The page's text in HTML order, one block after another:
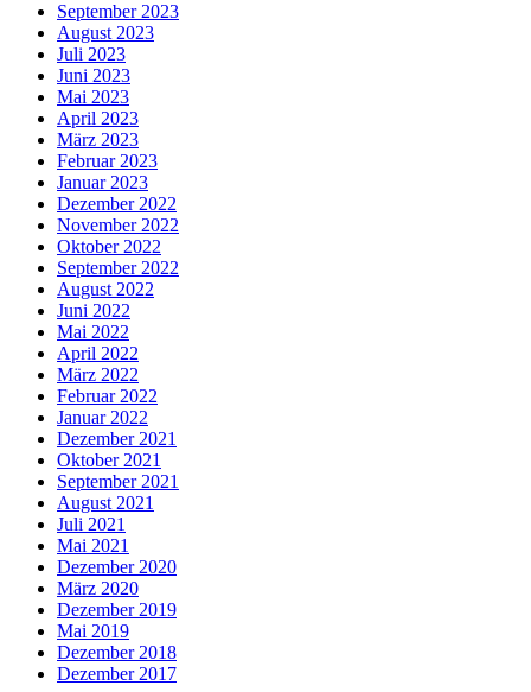
September 2023
August 2023
Juli 2023
Juni 2023
Mai 2023
April 2023
März 2023
Februar 2023
Januar 2023
Dezember 2022
November 2022
Oktober 2022
September 2022
August 2022
Juni 2022
Mai 2022
April 2022
März 2022
Februar 2022
Januar 2022
Dezember 2021
Oktober 2021
September 2021
August 2021
Juli 2021
Mai 2021
Dezember 2020
März 2020
Dezember 2019
Mai 2019
Dezember 2018
Dezember 2017